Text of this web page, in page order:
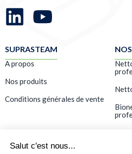
SUPRASTEAM
A propos
Nos produits
Conditions générales de vente